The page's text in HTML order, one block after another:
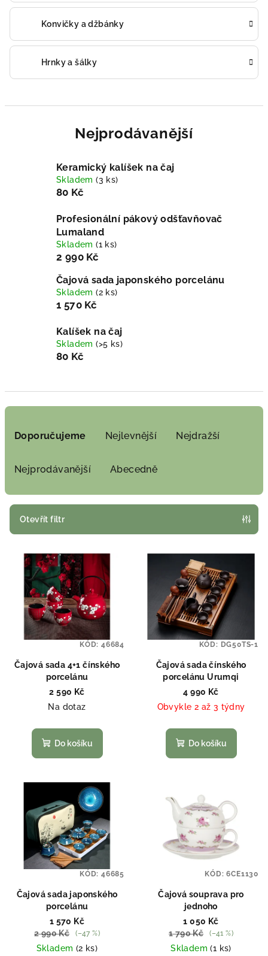
Konvičky a džbánky
Hrnky a šálky
Nejprodávanější
Keramický kalíšek na čaj
Skladem(3 ks)
80 Kč
Profesionální pákový odšťavňovač
Lumaland
Skladem(1 ks)
2 990 Kč
Čajová sada japonského porcelánu
Skladem(2 ks)
1 570 Kč
Kalíšek na čaj
Skladem(>5 ks)
80 Kč
r
Doporučujeme Nejlevnější Nejdražší
Nejprodávanější Abecedně
Otevřít filtr
Čajová sada 4+1 čínského
porcelánu
2 590 Kč
Na dotaz
Do košíku
KÓD: 46684
Čajová sada čínského
porcelánu Urumqi
4 990 Kč
Obvykle 2 až 3 týdny
Do košíku
KÓD: DG50TS-1
Čajová sada japonského
porcelánu
1 570 Kč
2 990 Kč
(–47 %)
Skladem (2 ks)
KÓD: 46685
Čajová souprava pro
jednoho
1 050 Kč
1 790 Kč
(–41 %)
Skladem(1 ks)
KÓD:6CE1130